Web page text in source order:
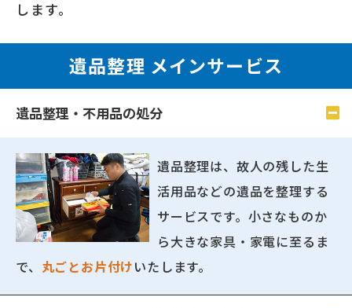
します。
遺品整理 メインサービス
遺品整理・不用品の処分
遺品整理は、故人の残した生
活用品などの遺品を整理する
サービスです。小さなものか
ら大きな家具・家電に至るま
で、 丸ごとお片付けいたします。